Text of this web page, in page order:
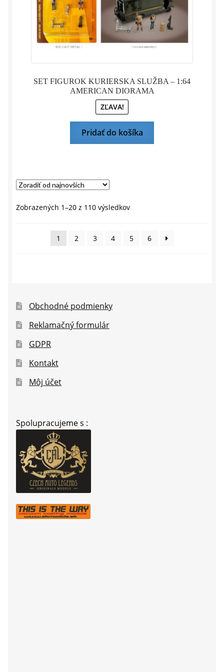
SET FIGUROK KURIERSKA SLUŽBA – 1:64
AMERICAN DIORAMA
ZĽAVA!
Pridať do košíka
Zobrazených 1–20 z 110 výsledkovZoradené
1
2 3 4 5 6
Obchodné podmienky
Reklamačný formulár
GDPR
Kontakt
Môj účet
Spolupracujeme s :